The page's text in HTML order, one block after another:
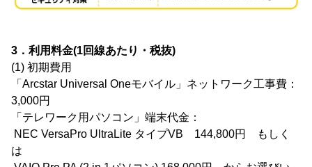
3．利用料金(1回線あたり・税抜)
(1) 初期費用
「Arcstar Universal Oneモバイル」ネットワーク工事費：
3,000円
「テレワーク用パソコン」端末代金：
NEC VersaPro UltraLite タイプVB 144,800円 もしく
は